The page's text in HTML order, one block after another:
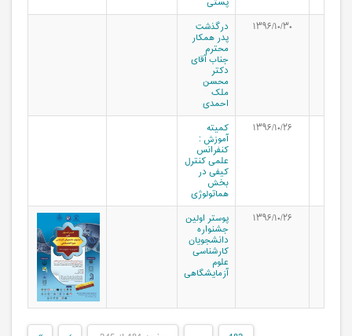
۱۳۹۶/۱۰/۳۰
درگذشت
پدر همکار
محترم
جناب آقای
دکتر
محسن
ملک
احمدی
۱۳۹۶/۱۰/۲۶
کمیته
آموزش :
کنفرانس
علمی کنترل
کیفی در
بخش
هماتولوژی
۱۳۹۶/۱۰/۲۶
پوستر اولین
جشنواره
دانشجویان
کارشناسی
علوم
آزمایشگاهی